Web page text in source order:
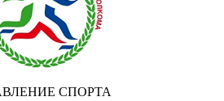
СПОРТА